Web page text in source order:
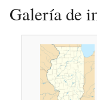
Galería de